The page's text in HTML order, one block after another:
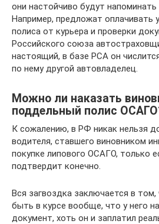
они настойчиво будут
Например, предложат оплачивать
полиса от курьера и проверки
Российского союза
настоящий, в базе РСА он
по нему другой автовладелец.
Можно ли наказать
поддельный полис
К сожалению, в РФ никак нельзя
водителя, ставшего виновником
покупке липового ОСАГО, только
подтвердит конечно.
Вся загвоздка заключается в
быть в курсе вообще, что у него
документ, хоть он и заплатил